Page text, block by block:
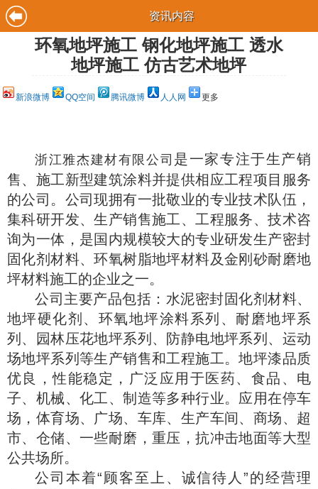
资讯内容
环氧地坪施工 钢化地坪施工 透水
地坪施工 仿古艺术地坪
新浪微博 QQ空间 腾讯微博 人人网 更多
浙江雅杰建材有限公司 是一家专注于生产销
售、施工新型建筑涂料并提供相应工程项目服务
的公司。公司现拥有一批敬业的专业技术队伍，
集科研开发、生产销售施工、工程服务、技术咨
询为一体，是国内规模较大的专业研发生产密封
固化剂材料、环氧树脂地坪材料及金刚砂耐磨地
坪材料施工的企业之一。
公司主要产品包括：水泥密封固化剂材料、
地坪硬化剂、环氧地坪涂料系列、耐磨地坪系
列、园林压花地坪系列、防静电地坪系列、运动
场地坪系列等生产销售和工程施工。地坪漆品质
优良，性能稳定，广泛应用于医药、食品、电
子、机械、化工、制造等多种行业。应用在停车
场，体育场、广场、车库、生产车间、商场、超
市、仓储、一些耐磨，重压，抗冲击地面等大型
公共场所。
公司本着“顾客至上、诚信待人”的经营理